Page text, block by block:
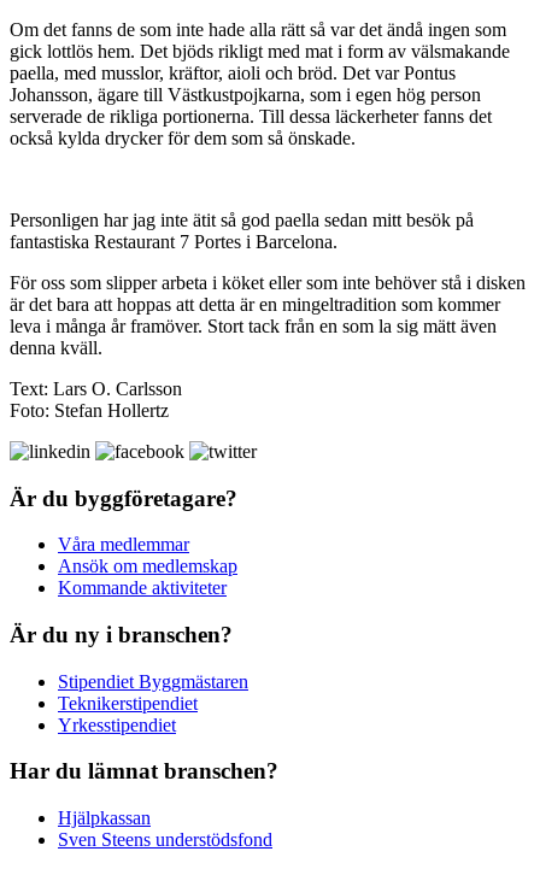
Om det fanns de som inte hade alla rätt så var det ändå ingen som
gick lottlös hem. Det bjöds rikligt med mat i form av välsmakande
paella, med musslor, kräftor, aioli och bröd. Det var Pontus
Johansson, ägare till Västkustpojkarna, som i egen hög person
serverade de rikliga portionerna. Till dessa läckerheter fanns det
också kylda drycker för dem som så önskade.
Personligen har jag inte ätit så god paella sedan mitt besök på
fantastiska Restaurant 7 Portes i Barcelona.
För oss som slipper arbeta i köket eller som inte behöver stå i disken
är det bara att hoppas att detta är en mingeltradition som kommer
leva i många år framöver. Stort tack från en som la sig mätt även
denna kväll.
Text: Lars O. Carlsson
Foto: Stefan Hollertz
Är du byggföretagare?
Våra medlemmar
Ansök om medlemskap
Kommande aktiviteter
Är du ny i branschen?
Stipendiet Byggmästaren
Teknikerstipendiet
Yrkesstipendiet
Har du lämnat branschen?
Hjälpkassan
Sven Steens understödsfond